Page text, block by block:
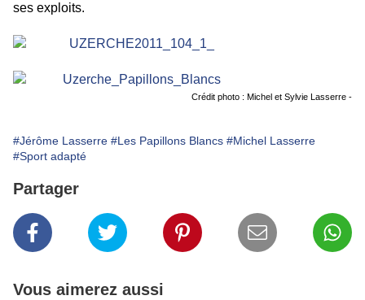
ses exploits.
Crédit photo : Michel et Sylvie Lasserre -
#Jérôme Lasserre #Les Papillons Blancs #Michel Lasserre
#Sport adapté
Partager
Vous aimerez aussi